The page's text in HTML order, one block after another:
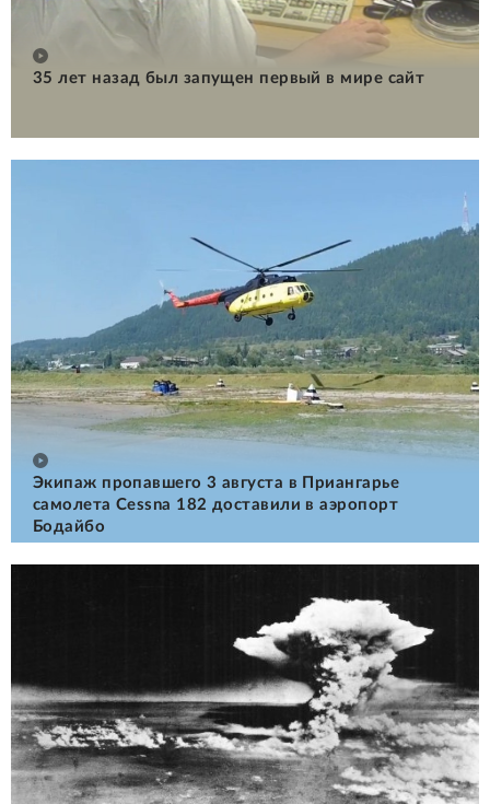
35 лет назад был запущен первый в мире сайт
Экипаж пропавшего 3 августа в Приангарье
самолета Cessna 182 доставили в аэропорт
Бодайбо